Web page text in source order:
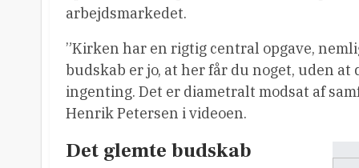
arbejdsmarkedet.
”Kirken har en rigtig central opgave,
budskab er jo, at her får du noget, uden
ingenting. Det er diametralt modsat af
Henrik Petersen i videoen.
Det glemte budskab